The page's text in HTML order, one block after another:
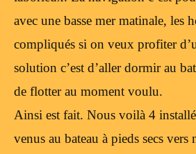
avec une basse mer matinale, les
compliqués si on veux profiter
solution c’est d’aller dormir au
de flotter au moment voulu.
Ainsi est fait. Nous voilà 4
venus au bateau à pieds secs vers